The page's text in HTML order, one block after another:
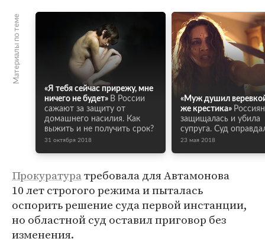
Материалы по теме
«Я тебя сейчас прирежу, мне
ничего не будет» В России
сажают за защиту от
домашнего насилия. Как
выжить и не получить срок?
31 октября 2018
«Муж душил
же крестика»
защищалась и убила
супруга. Суд
23 мая 2018
Прокуратуратребовала для Автамонова
10 лет строгого режима и пыталась
оспорить решение суда первой инстанции,
но областной суд оставил приговор без
изменения.